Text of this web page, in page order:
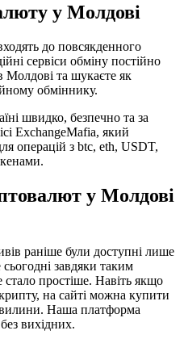
у Молдові
до повсякденного
сервіси обміну постійно
Молдові та шукаєте як
обміннику.
швидко, безпечно та за
ExchangeMafia, який
операцій з btc, eth, USDT,
у Молдові
раніше були доступні лише
завдяки таким
стало простіше. Навіть якщо
на сайті можна купити
Наша платформа
вихідних.